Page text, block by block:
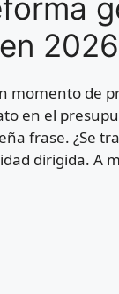
2026
momento de
en el
frase. ¿Se
dirigida. A